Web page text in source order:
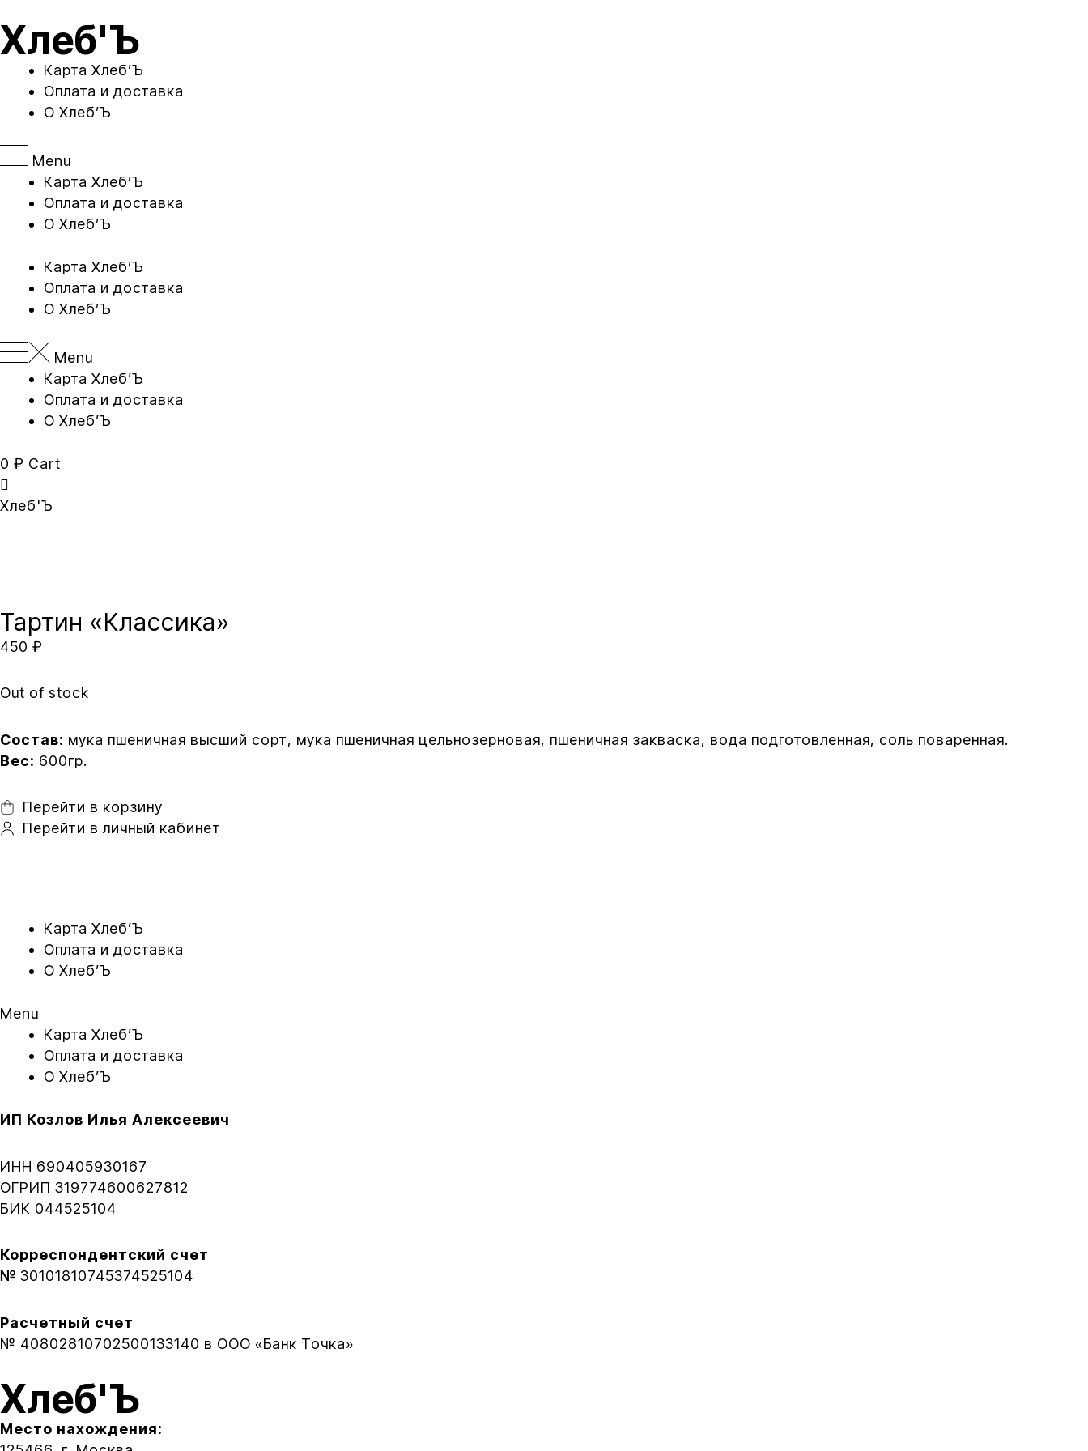
к
содержимому
Хлеб'Ъ
Карта Xлеб’Ъ
Оплата и доставка
O Хлеб’Ъ
Menu
Карта Xлеб’Ъ
Оплата и доставка
O Хлеб’Ъ
Карта Xлеб’Ъ
Оплата и доставка
O Хлеб’Ъ
Menu
Карта Xлеб’Ъ
Оплата и доставка
O Хлеб’Ъ
0 ₽ Cart
Хлеб'Ъ
Тартин «Классика»
450 ₽
Out of stock
Состав: мука пшеничная высший сорт, мука пшеничная цельнозерновая, пшеничная закваска, вода подготовленная, соль поваренная.
Вес: 600гр.
Перейти в корзину
Перейти в личный кабинет
Карта Xлеб’Ъ
Оплата и доставка
O Хлеб’Ъ
Menu
Карта Xлеб’Ъ
Оплата и доставка
O Хлеб’Ъ
ИП Козлов Илья Алексеевич
ИНН 690405930167
ОГРИП 319774600627812
БИК 044525104
Корреспондентский счет
№ 30101810745374525104
Расчетный счет
№ 40802810702500133140 в ООО «Банк Точка»
Хлеб'Ъ
Место нахождения: